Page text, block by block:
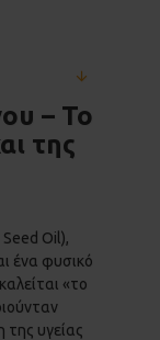
– Το
της
Oil),
ένα φυσικό
«το
της υγείας